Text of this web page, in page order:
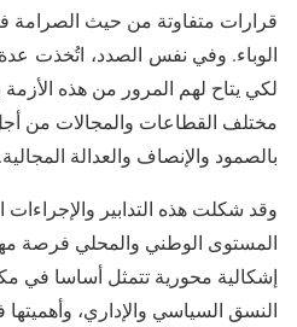
قرارات متفاوتة من حيث
الوباء. وفي نفس الصدد، اتُخذت
لكي يتاح لهم المرور من هذه
مختلف القطاعات والمجالات من
بالصمود والإنصاف والعدالة المجالية.
وقد شكلت هذه التدابير والإجراءات
المستوى الوطني والمحلي فرصة
إشكالية محورية تتمثل أساسا في
النسق السياسي والإداري، وأهميتها